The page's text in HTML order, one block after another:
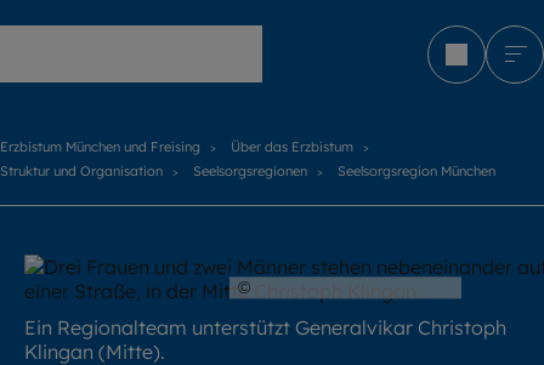
Erzbistum München und Freising
Über das Erzbistum
Struktur und Organisation
Seelsorgsregionen Seelsorgsregion München
© Hendrik Steffens / EOM
Ein Regionalteam unterstützt Generalvikar Christoph
Klingan (Mitte).